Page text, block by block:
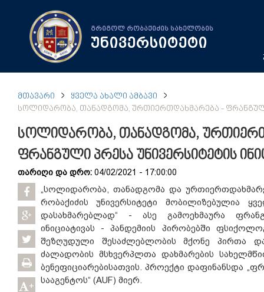
გრიგოლ რობაქიძის სახელობის
უნივერსიტეტი
ᲛᲗᲐᲕᲐᲠᲘ
ᲧᲕᲔᲚᲐ ᲐᲮᲐᲚᲘ ᲐᲛᲑᲐᲕᲘ
ᲡᲝᲚᲘᲓᲐᲠᲝᲑᲐ, ᲗᲐᲜᲐᲓᲒᲝᲛᲐ, ᲣᲠᲗᲘᲔᲠᲗᲓᲐᲮᲛᲐᲠᲔᲑᲐ -
სოლიდარობა, თანადგომა,
ფრანგული პრესა უნივერსიტეტის
თარიღი და დრო: 04/02/2021 - 17:00:00
+
„სოლიდარობა, თანადგომა და
რობაქიძის უნივერსიტეტი მობილიზებულია
დასახმარებლად“ - ასე გამოეხმაურა
ინიციატივას - პანდემიის პირობებში
შეზღუდული შესაძლებლობის მქონე პირთა
ძალადობის მსხვერპლთა დახმარების
ბენეფიციარებისათვის. პროექტი დაფინანსდა
სააგენტოს“ (AUF) მიერ.